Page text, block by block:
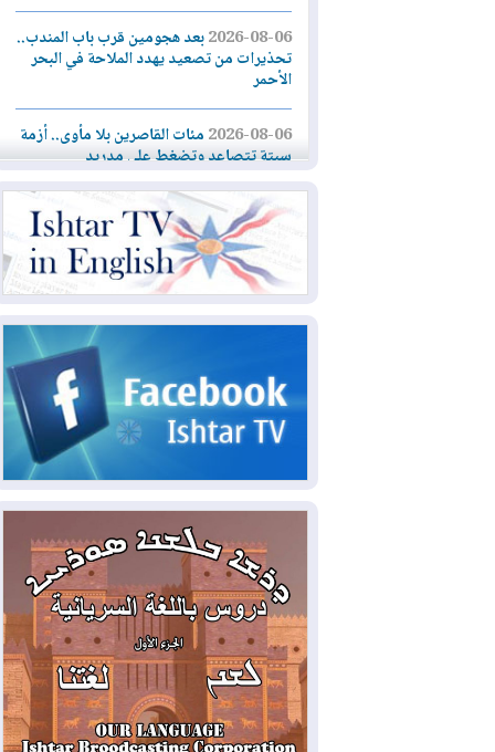
2026-08-06بعد هجومين قرب باب المندب..
تحذيرات من تصعيد يهدد الملاحة في البحر
الأحمر
2026-08-06مئات القاصرين بلا مأوى.. أزمة
سبتة تتصاعد وتضغط على مدريد
2026-08-05
لمدة عام.. بدء توريد 100
مليون قدم مكعب يومياً من غاز كورمور في
إقليم كوردستان إلى وزارة الكهرباء العراقية
ملامح أخطر التحديات التي تواجه العراق
2026-08-05
حرائق فرنسا.. توقيف 402
شخص بينهم 156 قاصرا منذ بداية موسم
الحرائق
2026-08-04سومو: إنتاج النفط في إقليم
كوردستان انخفض إلى أقل من 10%
2026-08-04ملفات حقبة الكاظمي تعود إلى
الواجهة.. أنباء عن مراجعات قضائية
وتحقيقات أوسع في قضايا فساد
2026-08-04بيترو يشكو تزوير الانتخابات
الرئاسية ويحذر من "حرب أهلية" في
كولومبيا